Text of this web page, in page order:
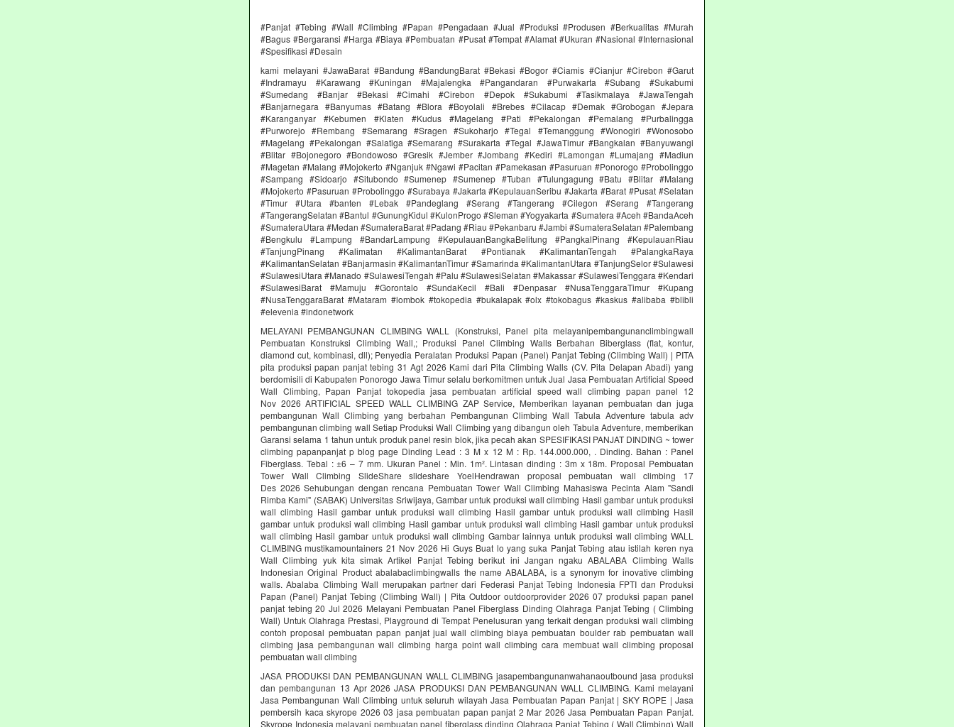
#Panjat #Tebing #Wall #Climbing #Papan #Pengadaan #Jual #Produksi #Produsen #Berkualitas #Murah
#Bagus #Bergaransi #Harga #Biaya #Pembuatan #Pusat #Tempat #Alamat #Ukuran #Nasional #Internasional
#Spesifikasi #Desain
kami melayani #JawaBarat #Bandung #BandungBarat #Bekasi #Bogor #Ciamis #Cianjur #Cirebon #Garut
#Indramayu #Karawang #Kuningan #Majalengka #Pangandaran #Purwakarta #Subang #Sukabumi
#Sumedang #Banjar #Bekasi #Cimahi #Cirebon #Depok #Sukabumi #Tasikmalaya #JawaTengah
#Banjarnegara #Banyumas #Batang #Blora #Boyolali #Brebes #Cilacap #Demak #Grobogan #Jepara
#Karanganyar #Kebumen #Klaten #Kudus #Magelang #Pati #Pekalongan #Pemalang #Purbalingga
#Purworejo #Rembang #Semarang #Sragen #Sukoharjo #Tegal #Temanggung #Wonogiri #Wonosobo
#Magelang #Pekalongan #Salatiga #Semarang #Surakarta #Tegal #JawaTimur #Bangkalan #Banyuwangi
#Blitar #Bojonegoro #Bondowoso #Gresik #Jember #Jombang #Kediri #Lamongan #Lumajang #Madiun
#Magetan #Malang #Mojokerto #Nganjuk #Ngawi #Pacitan #Pamekasan #Pasuruan #Ponorogo #Probolinggo
#Sampang #Sidoarjo #Situbondo #Sumenep #Sumenep #Tuban #Tulungagung #Batu #Blitar #Malang
#Mojokerto #Pasuruan #Probolinggo #Surabaya #Jakarta #KepulauanSeribu #Jakarta #Barat #Pusat #Selatan
#Timur #Utara #banten #Lebak #Pandeglang #Serang #Tangerang #Cilegon #Serang #Tangerang
#TangerangSelatan #Bantul #GunungKidul #KulonProgo #Sleman #Yogyakarta #Sumatera #Aceh #BandaAceh
#SumateraUtara #Medan #SumateraBarat #Padang #Riau #Pekanbaru #Jambi #SumateraSelatan #Palembang
#Bengkulu #Lampung #BandarLampung #KepulauanBangkaBelitung #PangkalPinang #KepulauanRiau
#TanjungPinang #Kalimatan #KalimantanBarat #Pontianak #KalimantanTengah #PalangkaRaya
#KalimantanSelatan #Banjarmasin #KalimantanTimur #Samarinda #KalimantanUtara #TanjungSelor #Sulawesi
#SulawesiUtara #Manado #SulawesiTengah #Palu #SulawesiSelatan #Makassar #SulawesiTenggara #Kendari
#SulawesiBarat #Mamuju #Gorontalo #SundaKecil #Bali #Denpasar #NusaTenggaraTimur #Kupang
#NusaTenggaraBarat #Mataram #lombok #tokopedia #bukalapak #olx #tokobagus #kaskus #alibaba #blibli
#elevenia #indonetwork
MELAYANI PEMBANGUNAN CLIMBING WALL (Konstruksi, Panel pita melayanipembangunanclimbingwall
Pembuatan Konstruksi Climbing Wall,; Produksi Panel Climbing Walls Berbahan Biberglass (flat, kontur,
diamond cut, kombinasi, dll); Penyedia Peralatan Produksi Papan (Panel) Panjat Tebing (Climbing Wall) | PITA
pita produksi papan panjat tebing 31 Agt 2026 Kami dari Pita Climbing Walls (CV. Pita Delapan Abadi) yang
berdomisili di Kabupaten Ponorogo Jawa Timur selalu berkomitmen untuk Jual Jasa Pembuatan Artificial Speed
Wall Climbing, Papan Panjat tokopedia jasa pembuatan artificial speed wall climbing papan panel 12
Nov 2026 ARTIFICIAL SPEED WALL CLIMBING ZAP Service, Memberikan layanan pembuatan dan juga
pembangunan Wall Climbing yang berbahan Pembangunan Climbing Wall Tabula Adventure tabula adv
pembangunan climbing wall Setiap Produksi Wall Climbing yang dibangun oleh Tabula Adventure, memberikan
Garansi selama 1 tahun untuk produk panel resin blok, jika pecah akan SPESIFIKASI PANJAT DINDING ~ tower
climbing papanpanjat p blog page Dinding Lead : 3 M x 12 M : Rp. 144.000.000, . Dinding. Bahan : Panel
Fiberglass. Tebal : ±6 – 7 mm. Ukuran Panel : Min. 1m². Lintasan dinding : 3m x 18m. Proposal Pembuatan
Tower Wall Climbing SlideShare slideshare YoelHendrawan proposal pembuatan wall climbing 17
Des 2026 Sehubungan dengan rencana Pembuatan Tower Wall Climbing Mahasiswa Pecinta Alam "Sandi
Rimba Kami" (SABAK) Universitas Sriwijaya, Gambar untuk produksi wall climbing Hasil gambar untuk produksi
wall climbing Hasil gambar untuk produksi wall climbing Hasil gambar untuk produksi wall climbing Hasil
gambar untuk produksi wall climbing Hasil gambar untuk produksi wall climbing Hasil gambar untuk produksi
wall climbing Hasil gambar untuk produksi wall climbing Gambar lainnya untuk produksi wall climbing WALL
CLIMBING mustikamountainers 21 Nov 2026 Hi Guys Buat lo yang suka Panjat Tebing atau istilah keren nya
Wall Climbing yuk kita simak Artikel Panjat Tebing berikut ini Jangan ngaku ABALABA Climbing Walls
Indonesian Original Product abalabaclimbingwalls the name ABALABA, is a synonym for inovative climbing
walls. Abalaba Climbing Wall merupakan partner dari Federasi Panjat Tebing Indonesia FPTI dan Produksi
Papan (Panel) Panjat Tebing (Climbing Wall) | Pita Outdoor outdoorprovider 2026 07 produksi papan panel
panjat tebing 20 Jul 2026 Melayani Pembuatan Panel Fiberglass Dinding Olahraga Panjat Tebing ( Climbing
Wall) Untuk Olahraga Prestasi, Playground di Tempat Penelusuran yang terkait dengan produksi wall climbing
contoh proposal pembuatan papan panjat jual wall climbing biaya pembuatan boulder rab pembuatan wall
climbing jasa pembangunan wall climbing harga point wall climbing cara membuat wall climbing proposal
pembuatan wall climbing
JASA PRODUKSI DAN PEMBANGUNAN WALL CLIMBING jasapembangunanwahanaoutbound jasa produksi
dan pembangunan 13 Apr 2026 JASA PRODUKSI DAN PEMBANGUNAN WALL CLIMBING. Kami melayani
Jasa Pembangunan Wall Climbing untuk seluruh wilayah Jasa Pembuatan Papan Panjat | SKY ROPE | Jasa
pembersih kaca skyrope 2026 03 jasa pembuatan papan panjat 2 Mar 2026 Jasa Pembuatan Papan Panjat.
Skyrope Indonesia melayani pembuatan panel fiberglass dinding Olahraga Panjat Tebing ( Wall Climbing) Wall